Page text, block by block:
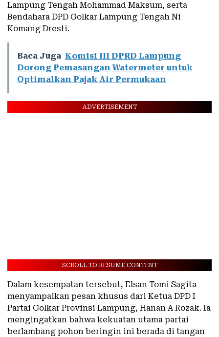
Lampung Tengah Mohammad Maksum, serta
Bendahara DPD Golkar Lampung Tengah Ni
Komang Dresti.
Baca Juga Komisi III DPRD Lampung
Dorong Pemasangan Watermeter untuk
Optimalkan Pajak Air Permukaan
ADVERTISEMENT
SCROLL TO RESUME CONTENT
Dalam kesempatan tersebut, Elsan Tomi Sagita
menyampaikan pesan khusus dari Ketua DPD I
Partai Golkar Provinsi Lampung, Hanan A Rozak. Ia
mengingatkan bahwa kekuatan utama partai
berlambang pohon beringin ini berada di tangan